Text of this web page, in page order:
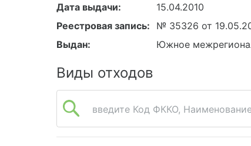
Дата выдачи:
15.04.2010
Реестровая запись:
№ 35326 от
Выдан:
Южное
Виды отходов
введите Код ФККО,